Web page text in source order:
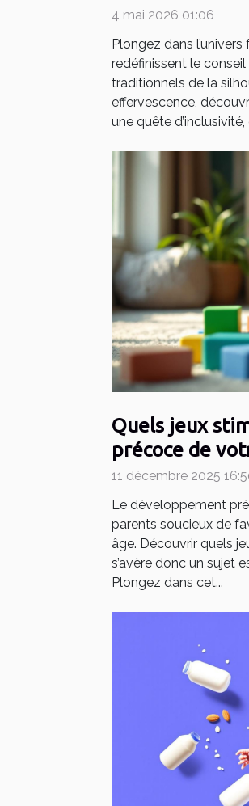
4 mai 2026 01:06
Plongez dans
redéfinissent le
traditionnels de la
effervescence,
une quête d’inclusivité,
Quels jeux
précoce de
11 décembre 2025
Le développement
parents soucieux de
âge. Découvrir quels
s’avère donc un sujet
Plongez dans cet...